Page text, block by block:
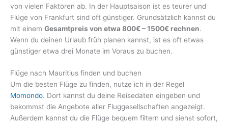
von vielen Faktoren ab. In der Hauptsaison ist es teurer und
Flüge von Frankfurt sind oft günstiger. Grundsätzlich kannst du
mit einem Gesamtpreis von etwa 800€ – 1500€ rechnen.
Wenn du deinen Urlaub früh planen kannst, ist es oft etwas
günstiger etwa drei Monate im Voraus zu buchen.
Flüge nach Mauritius finden und buchen
Um die besten Flüge zu finden, nutze ich in der Regel
Momondo. Dort kannst du deine Reisedaten eingeben und
bekommst die Angebote aller Fluggesellschaften angezeigt.
Außerdem kannst du die Flüge bequem filtern und siehst sofort,